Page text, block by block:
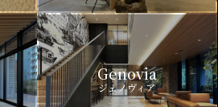
Genovia
ジェノヴィア